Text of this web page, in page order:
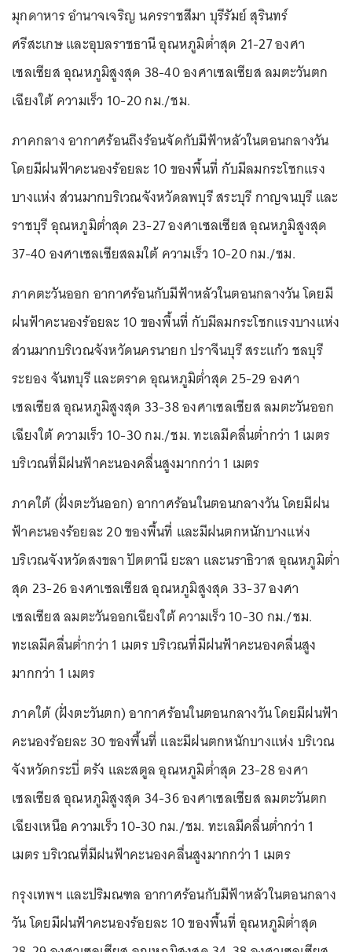
มุกดาหาร อำนาจเจริญ นครราชสีมา บุรีรัมย์ สุรินทร์
ศรีสะเกษ และอุบลราชธานี อุณหภูมิต่ำสุด 21-27 องศา
เซลเซียส อุณหภูมิสูงสุด 38-40 องศาเซลเซียส ลมตะวันตก
เฉียงใต้ ความเร็ว 10-20 กม./ชม.
ภาคกลาง อากาศร้อนถึงร้อนจัดกับมีฟ้าหลัวในตอนกลางวัน
โดยมีฝนฟ้าคะนองร้อยละ 10 ของพื้นที่ กับมีลมกระโชกแรง
บางแห่ง ส่วนมากบริเวณจังหวัดลพบุรี สระบุรี กาญจนบุรี และ
ราชบุรี อุณหภูมิต่ำสุด 23-27 องศาเซลเซียส อุณหภูมิสูงสุด
37-40 องศาเซลเซียสลมใต้ ความเร็ว 10-20 กม./ชม.
ภาคตะวันออก อากาศร้อนกับมีฟ้าหลัวในตอนกลางวัน โดยมี
ฝนฟ้าคะนองร้อยละ 10 ของพื้นที่ กับมีลมกระโชกแรงบางแห่ง
ส่วนมากบริเวณจังหวัดนครนายก ปราจีนบุรี สระแก้ว ชลบุรี
ระยอง จันทบุรี และตราด อุณหภูมิต่ำสุด 25-29 องศา
เซลเซียส อุณหภูมิสูงสุด 33-38 องศาเซลเซียส ลมตะวันออก
เฉียงใต้ ความเร็ว 10-30 กม./ชม. ทะเลมีคลื่นต่ำกว่า 1 เมตร
บริเวณที่มีฝนฟ้าคะนองคลื่นสูงมากกว่า 1 เมตร
ภาคใต้ (ฝั่งตะวันออก) อากาศร้อนในตอนกลางวัน โดยมีฝน
ฟ้าคะนองร้อยละ 20 ของพื้นที่ และมีฝนตกหนักบางแห่ง
บริเวณจังหวัดสงขลา ปัตตานี ยะลา และนราธิวาส อุณหภูมิต่ำ
สุด 23-26 องศาเซลเซียส อุณหภูมิสูงสุด 33-37 องศา
เซลเซียส ลมตะวันออกเฉียงใต้ ความเร็ว 10-30 กม./ชม.
ทะเลมีคลื่นต่ำกว่า 1 เมตร บริเวณที่มีฝนฟ้าคะนองคลื่นสูง
มากกว่า 1 เมตร
ภาคใต้ (ฝั่งตะวันตก) อากาศร้อนในตอนกลางวัน โดยมีฝนฟ้า
คะนองร้อยละ 30 ของพื้นที่ และมีฝนตกหนักบางแห่ง บริเวณ
จังหวัดกระบี่ ตรัง และสตูล อุณหภูมิต่ำสุด 23-28 องศา
เซลเซียส อุณหภูมิสูงสุด 34-36 องศาเซลเซียส ลมตะวันตก
เฉียงเหนือ ความเร็ว 10-30 กม./ชม. ทะเลมีคลื่นต่ำกว่า 1
เมตร บริเวณที่มีฝนฟ้าคะนองคลื่นสูงมากกว่า 1 เมตร
กรุงเทพฯ และปริมณฑล อากาศร้อนกับมีฟ้าหลัวในตอนกลาง
วัน โดยมีฝนฟ้าคะนองร้อยละ 10 ของพื้นที่ อุณหภูมิต่ำสุด